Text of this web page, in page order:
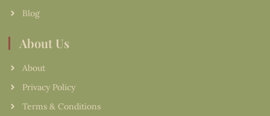
Blog
About Us
About
Privacy Policy
Terms & Conditions